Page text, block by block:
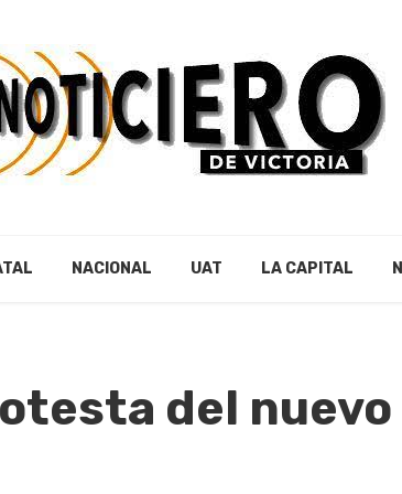
NACIONAL UAT LA CAPITAL
del